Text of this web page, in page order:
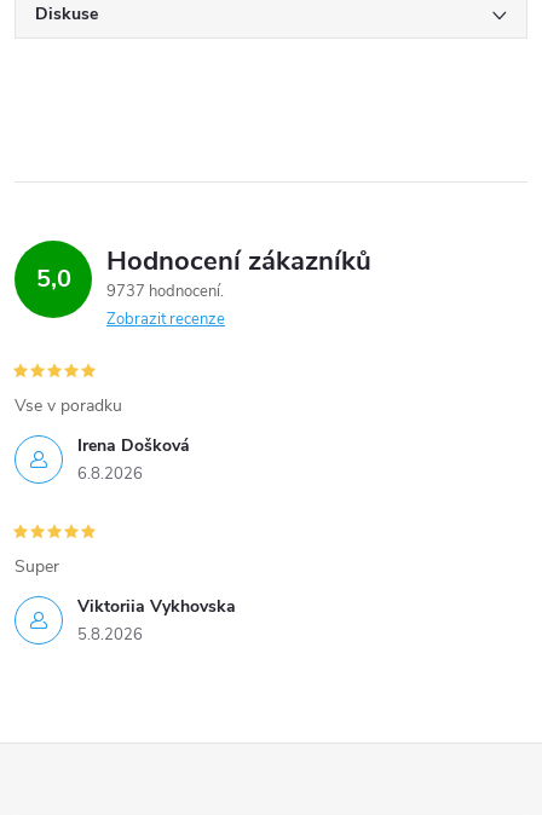
Diskuse
5,0 Hodnocení zákazníků
9737 hodnocení
Zobrazit recenze
Irena Došková
6.8.2026
Vse v poradku
Viktoriia Vykhovska
5.8.2026
Super